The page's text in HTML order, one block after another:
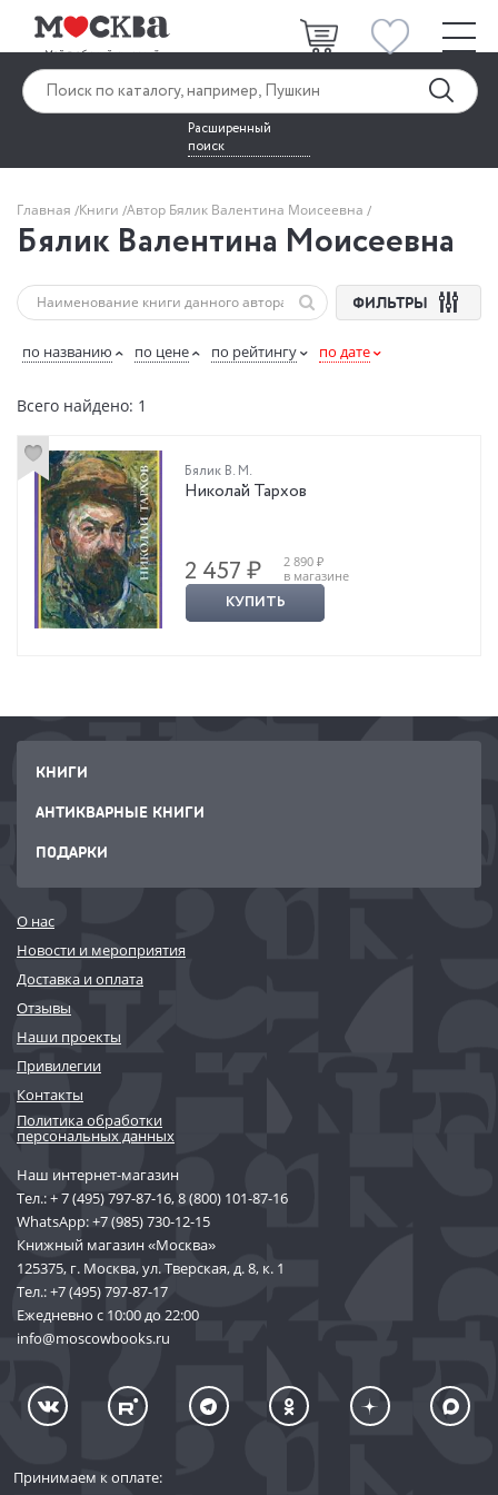
Расширенный
поиск
Главная Книги Автор Бялик Валентина Моисеевна
Бялик Валентина Моисеевна
ФИЛЬТРЫ
по названию по цене по рейтингу по дате
Всего найдено: 1
Бялик В. М.
Николай Тархов
2 457 ₽
2 890 ₽
в магазине
КУПИТЬ
КНИГИ
АНТИКВАРНЫЕ КНИГИ
ПОДАРКИ
О нас
Новости и мероприятия
Доставка и оплата
Отзывы
Наши проекты
Привилегии
Контакты
Политика обработки
персональных данных
Наш интернет-магазин
Тел.:+ 7 (495) 797-87-16,8 (800) 101-87-16
WhatsApp:+7 (985) 730-12-15
Книжный магазин «Москва»
125375, г. Москва, ул. Тверская, д. 8, к. 1
Тел.:+7 (495) 797-87-17
Ежедневно с 10:00 до 22:00
info@moscowbooks.ru
Принимаем к оплате: